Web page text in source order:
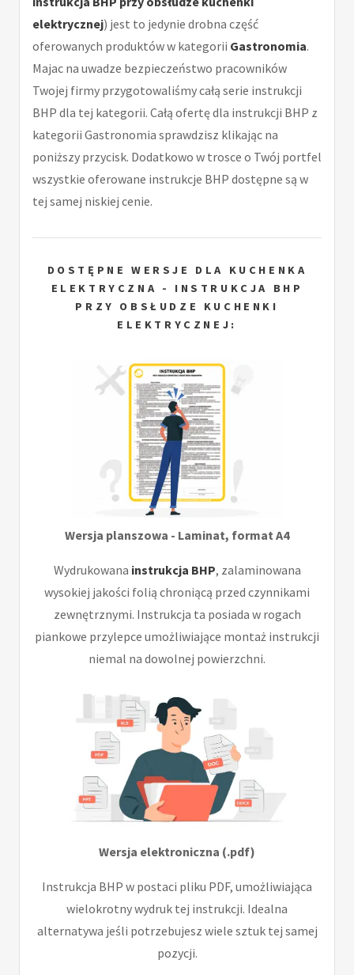
elektrycznej) jest to jedynie drobna część
oferowanych produktów w kategorii Gastronomia.
Majac na uwadze bezpieczeństwo pracowników
Twojej firmy przygotowaliśmy całą serie instrukcji
BHP dla tej kategorii. Całą ofertę dla instrukcji BHP z
kategorii Gastronomia sprawdzisz klikając na
poniższy przycisk. Dodatkowo w trosce o Twój portfel
wszystkie oferowane instrukcje BHP dostępne są w
tej samej niskiej cenie.
DOSTĘPNE WERSJE DLA KUCHENKA
ELEKTRYCZNA - INSTRUKCJA BHP
PRZY OBSŁUDZE KUCHENKI
ELEKTRYCZNEJ:
Wersja planszowa - Laminat, format A4
Wydrukowana instrukcja BHP, zalaminowana
wysokiej jakości folią chroniącą przed czynnikami
zewnętrznymi. Instrukcja ta posiada w rogach
piankowe przylepce umożliwiające montaż instrukcji
niemal na dowolnej powierzchni.
Wersja elektroniczna (.pdf)
Instrukcja BHP w postaci pliku PDF, umożliwiająca
wielokrotny wydruk tej instrukcji. Idealna
alternatywa jeśli potrzebujesz wiele sztuk tej samej
pozycji.